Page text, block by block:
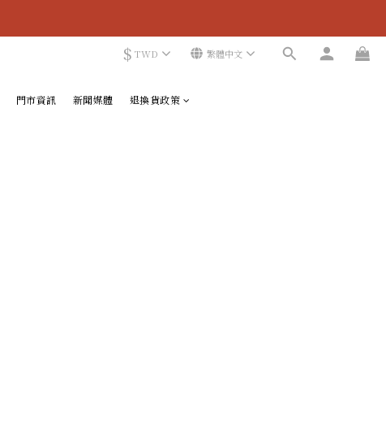
$ TWD 繁體中文
門市資訊 新聞媒體 退換貨政策